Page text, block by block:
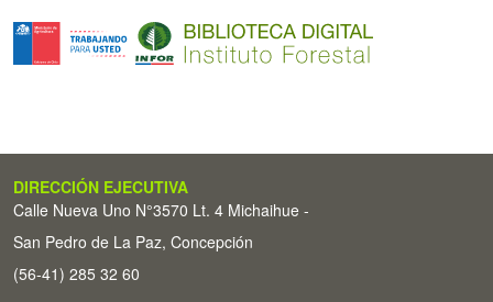
DIRECCIÓN EJECUTIVA
Calle Nueva Uno N°3570 Lt. 4 Michaihue -
San Pedro de La Paz, Concepción
(56-41) 285 32 60